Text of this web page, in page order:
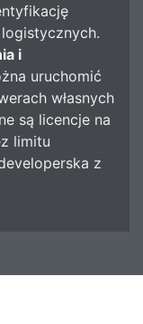
i
uruchomić
własnych
są licencje na
limitu
z